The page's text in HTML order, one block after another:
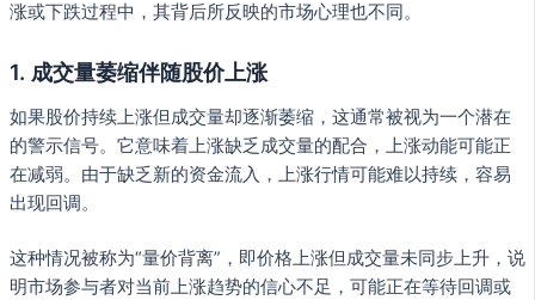
涨或下跌过程中，其背后所反映的市场心理也不同。
1. 成交量萎缩伴随股价上涨
如果股价持续上涨但成交量却逐渐萎缩，这通常被视为一个潜在
的警示信号。它意味着上涨缺乏成交量的配合，上涨动能可能正
在减弱。由于缺乏新的资金流入，上涨行情可能难以持续，容易
出现回调。
这种情况被称为“量价背离”，即价格上涨但成交量未同步上升，说
明市场参与者对当前上涨趋势的信心不足，可能正在等待回调或